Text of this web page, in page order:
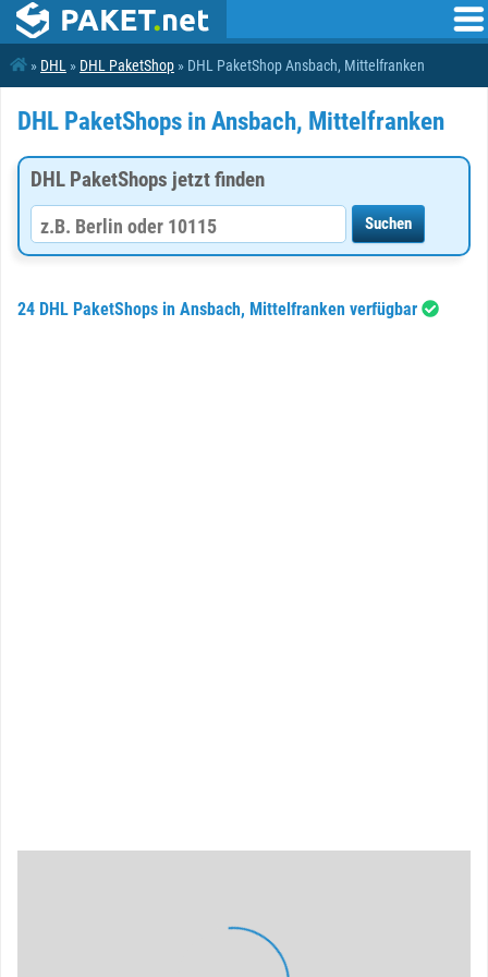
» DHL » DHL PaketShop » DHL PaketShop Ansbach, Mittelfranken
DHL PaketShops in Ansbach, Mittelfranken
DHL PaketShops jetzt finden
24 DHL PaketShops in Ansbach, Mittelfranken verfügbar